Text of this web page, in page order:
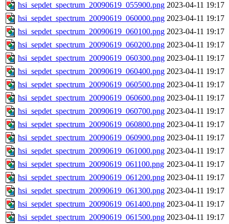
hsi_sepdet_spectrum_20090619_055900.png 2023-04-11 19:17
hsi_sepdet_spectrum_20090619_060000.png 2023-04-11 19:17
hsi_sepdet_spectrum_20090619_060100.png 2023-04-11 19:17
hsi_sepdet_spectrum_20090619_060200.png 2023-04-11 19:17
hsi_sepdet_spectrum_20090619_060300.png 2023-04-11 19:17
hsi_sepdet_spectrum_20090619_060400.png 2023-04-11 19:17
hsi_sepdet_spectrum_20090619_060500.png 2023-04-11 19:17
hsi_sepdet_spectrum_20090619_060600.png 2023-04-11 19:17
hsi_sepdet_spectrum_20090619_060700.png 2023-04-11 19:17
hsi_sepdet_spectrum_20090619_060800.png 2023-04-11 19:17
hsi_sepdet_spectrum_20090619_060900.png 2023-04-11 19:17
hsi_sepdet_spectrum_20090619_061000.png 2023-04-11 19:17
hsi_sepdet_spectrum_20090619_061100.png 2023-04-11 19:17
hsi_sepdet_spectrum_20090619_061200.png 2023-04-11 19:17
hsi_sepdet_spectrum_20090619_061300.png 2023-04-11 19:17
hsi_sepdet_spectrum_20090619_061400.png 2023-04-11 19:17
hsi_sepdet_spectrum_20090619_061500.png 2023-04-11 19:17